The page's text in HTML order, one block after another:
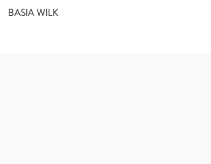
BASIA WILK